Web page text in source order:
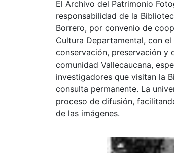
El Archivo del Patrimonio
responsabilidad de la
Borrero, por convenio de
Cultura Departamental, con
conservación, preservación y
comunidad Vallecaucana,
investigadores que visitan la
consulta permanente. La
proceso de difusión,
de las imágenes.